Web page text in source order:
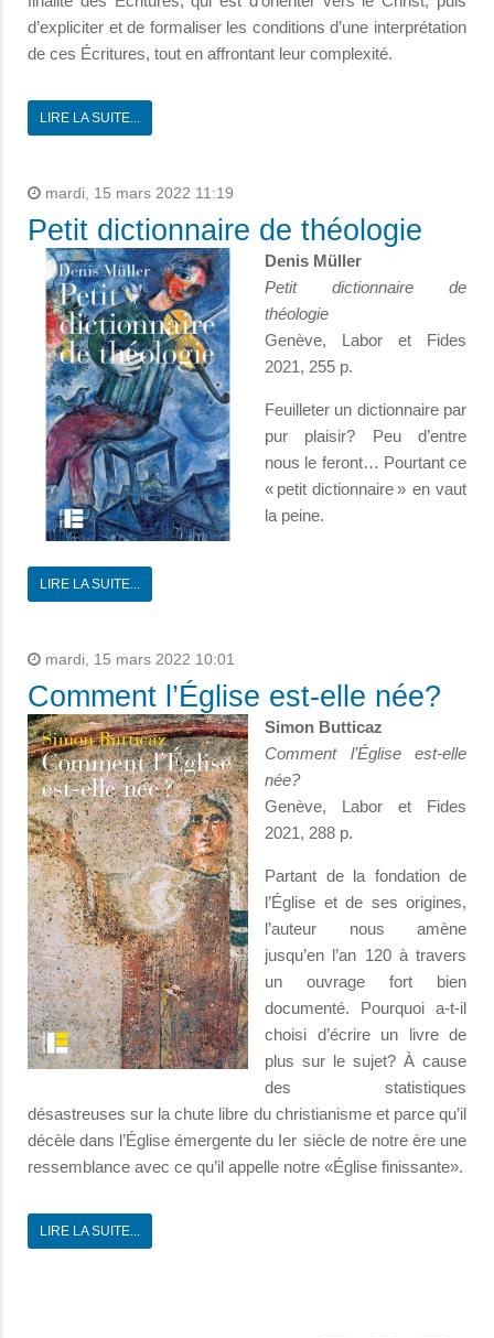
d’expliciter et de formaliser les conditions d’une interprétation
de ces Écritures, tout en affrontant leur complexité.
LIRE LA SUITE...
mardi, 15 mars 2022 11:19
Petit dictionnaire de théologie
Denis Müller
Petit dictionnaire de
théologie
Genève, Labor et Fides
2021, 255 p.
Feuilleter un dictionnaire par
pur plaisir? Peu d’entre
nous le feront… Pourtant ce
« petit dictionnaire » en vaut
la peine.
LIRE LA SUITE...
mardi, 15 mars 2022 10:01
Comment l’Église est-elle née?
Simon Butticaz
Comment l’Église est-elle
née?
Genève, Labor et Fides
2021, 288 p.
Partant de la fondation de
l’Église et de ses origines,
l’auteur nous amène
jusqu’en l’an 120 à travers
un ouvrage fort bien
documenté. Pourquoi a-t-il
choisi d’écrire un livre de
plus sur le sujet? À cause
des statistiques
désastreuses sur la chute libre du christianisme et parce qu’il
décèle dans l’Église émergente du Ier siècle de notre ère une
ressemblance avec ce qu’il appelle notre «Église finissante».
LIRE LA SUITE...